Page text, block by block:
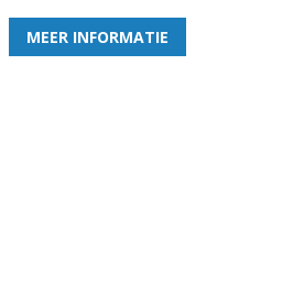
MEER INFORMATIE